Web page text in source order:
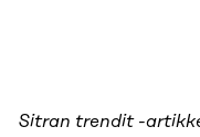
Sitran trendit -